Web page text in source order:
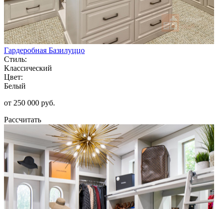
Гардеробная Базилуццо
Стиль:
Классический
Цвет:
Белый
от 250 000 руб.
Рассчитать